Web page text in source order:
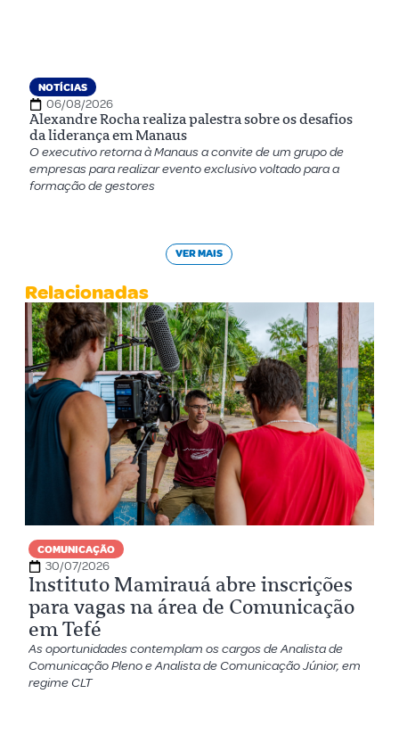
NOTÍCIAS
06/08/2026
Alexandre Rocha realiza palestra sobre os desafios
da liderança em Manaus
O executivo retorna à Manaus a convite de um grupo de
empresas para realizar evento exclusivo voltado para a
formação de gestores
VER MAIS
Relacionadas
COMUNICAÇÃO
30/07/2026
Instituto Mamirauá abre inscrições
para vagas na área de Comunicação
em Tefé
As oportunidades contemplam os cargos de Analista de
Comunicação Pleno e Analista de Comunicação Júnior, em
regime CLT